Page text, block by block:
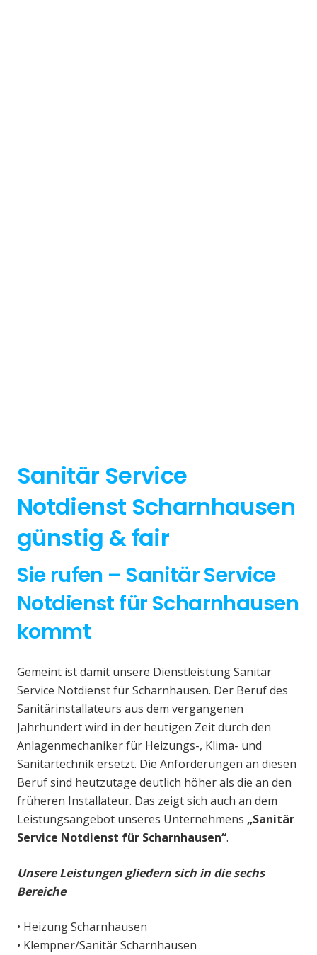
Sanitär Service
Notdienst Scharnhausen
günstig & fair
Sie rufen – Sanitär Service
Notdienst für Scharnhausen
kommt
Gemeint ist damit unsere Dienstleistung Sanitär
Service Notdienst für Scharnhausen. Der Beruf des
Sanitärinstallateurs aus dem vergangenen
Jahrhundert wird in der heutigen Zeit durch den
Anlagenmechaniker für Heizungs-, Klima- und
Sanitärtechnik ersetzt. Die Anforderungen an diesen
Beruf sind heutzutage deutlich höher als die an den
früheren Installateur. Das zeigt sich auch an dem
Leistungsangebot unseres Unternehmens „Sanitär
Service Notdienst für Scharnhausen“.
Unsere Leistungen gliedern sich in die sechs
Bereiche
• Heizung Scharnhausen
• Klempner/Sanitär Scharnhausen